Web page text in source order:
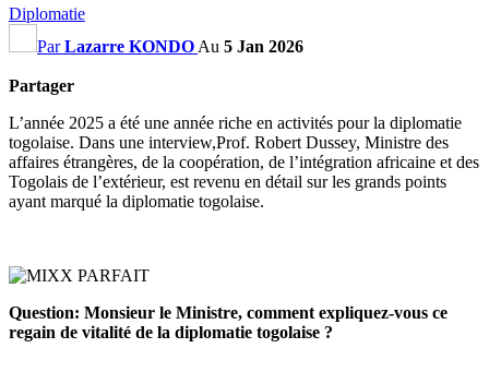
Diplomatie
ParLazarre KONDO Au 5 Jan 2026
Partager
L’année 2025 a été une année riche en activités pour la diplomatie
togolaise. Dans une interview,Prof. Robert Dussey, Ministre des
affaires étrangères, de la coopération, de l’intégration africaine et des
Togolais de l’extérieur, est revenu en détail sur les grands points
ayant marqué la diplomatie togolaise.
Question: Monsieur le Ministre, comment expliquez-vous ce
regain de vitalité de la diplomatie togolaise ?